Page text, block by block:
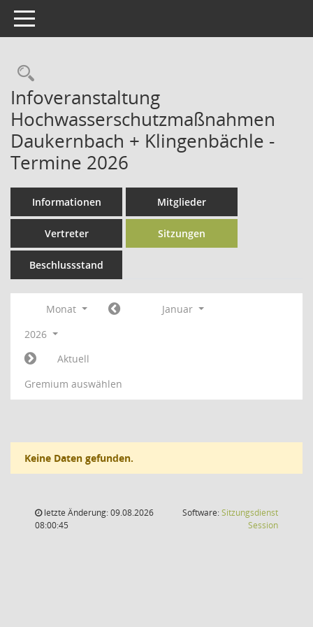
Toggle navigation
Rechercheauswahl
Infoveranstaltung
Hochwasserschutzmaßnahmen
Daukernbach + Klingenbächle -
Termine 2026
Informationen Mitglieder
Vertreter Sitzungen
Beschlussstand
Monat
Januar
2026
Aktuell
Gremium auswählen
Keine Daten gefunden.
letzte Änderung: 09.08.2026
08:00:45
Software:Sitzungsdienst
Session(Wird in